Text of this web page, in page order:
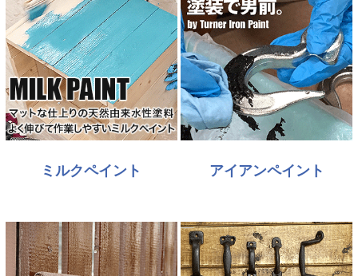
ミルクペイント アイアンペイント